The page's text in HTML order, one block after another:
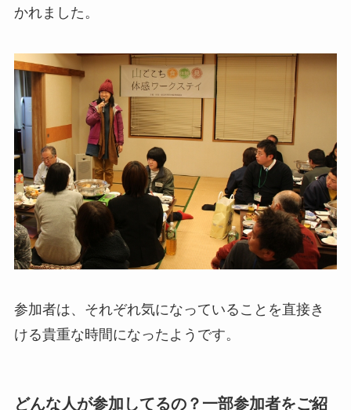
かれました。
参加者は、それぞれ気になっていることを直接き
ける貴重な時間になったようです。
どんな人が参加してるの？一部参加者をご紹